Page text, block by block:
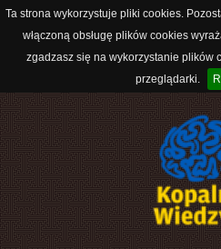
Ta strona wykorzystuje pliki cookies.
włączoną obsługę plików cookies
zgadzasz się na wykorzystanie plików
przeglądarki.